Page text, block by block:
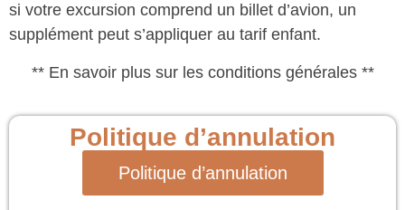
si votre excursion comprend un billet d’avion, un
supplément peut s’appliquer au tarif enfant.
** En savoir plus sur les conditions générales **
Politique d’annulation
Politique d’annulation